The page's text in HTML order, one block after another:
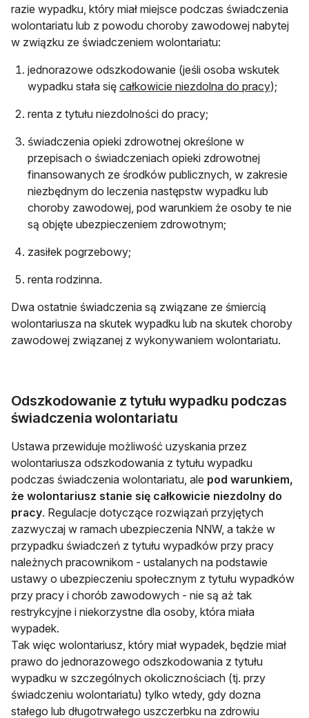
razie wypadku, który miał miejsce podczas świadczenia
wolontariatu lub z powodu choroby zawodowej nabytej
w związku ze świadczeniem wolontariatu:
jednorazowe odszkodowanie (jeśli osoba wskutek
wypadku stała się całkowicie niezdolna do pracy);
renta z tytułu niezdolności do pracy;
świadczenia opieki zdrowotnej określone w
przepisach o świadczeniach opieki zdrowotnej
finansowanych ze środków publicznych, w zakresie
niezbędnym do leczenia następstw wypadku lub
choroby zawodowej, pod warunkiem że osoby te nie
są objęte ubezpieczeniem zdrowotnym;
zasiłek pogrzebowy;
renta rodzinna.
Dwa ostatnie świadczenia są związane ze śmiercią
wolontariusza na skutek wypadku lub na skutek choroby
zawodowej związanej z wykonywaniem wolontariatu.
Odszkodowanie z tytułu wypadku podczas
świadczenia wolontariatu
Ustawa przewiduje możliwość uzyskania przez
wolontariusza odszkodowania z tytułu wypadku
podczas świadczenia wolontariatu, ale pod warunkiem,
że wolontariusz stanie się całkowicie niezdolny do
pracy. Regulacje dotyczące rozwiązań przyjętych
zazwyczaj w ramach ubezpieczenia NNW, a także w
przypadku świadczeń z tytułu wypadków przy pracy
należnych pracownikom - ustalanych na podstawie
ustawy o ubezpieczeniu społecznym z tytułu wypadków
przy pracy i chorób zawodowych - nie są aż tak
restrykcyjne i niekorzystne dla osoby, która miała
wypadek.
Tak więc wolontariusz, który miał wypadek, będzie miał
prawo do jednorazowego odszkodowania z tytułu
wypadku w szczególnych okolicznościach (tj. przy
świadczeniu wolontariatu) tylko wtedy, gdy dozna
stałego lub długotrwałego uszczerbku na zdrowiu